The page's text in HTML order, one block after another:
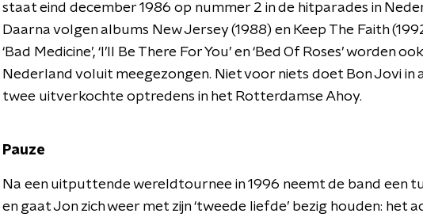
staat eind december 1986 op nummer 2 in de hitparades in
Daarna volgen albums New Jersey (1988) en Keep The Faith
‘Bad Medicine’, ‘I’ll Be There For You’ en ‘Bed Of Roses’ worden
Nederland voluit meegezongen. Niet voor niets doet Bon Jovi in
twee uitverkochte optredens in het Rotterdamse Ahoy.
Pauze
Na een uitputtende wereldtournee in 1996 neemt de band een
en gaat Jon zich weer met zijn ‘tweede liefde’ bezig houden: het